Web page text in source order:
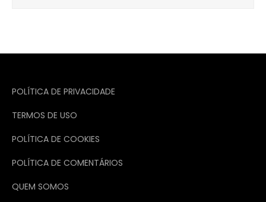
POLÍTICA DE PRIVACIDADE
TERMOS DE USO
POLÍTICA DE COOKIES
POLÍTICA DE COMENTÁRIOS
QUEM SOMOS